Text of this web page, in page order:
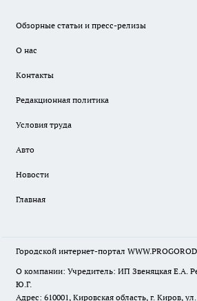
Обзорные статьи и пресс-релизы
О нас
Контакты
Редакционная политика
Условия труда
Авто
Новости
Главная
Городской интернет-портал
О компании: Учредитель: ИП Звеняцкая Е.А.
Ю.Г.
Адрес: 610001, Кировская область, г. Киров,